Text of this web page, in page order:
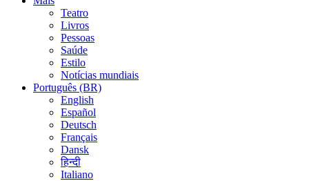
Teatro
Livros
Pessoas
Saúde
Estilo
Notícias mundiais
Português (BR)
English
Español
Deutsch
Français
Dansk
हिन्दी
Italiano